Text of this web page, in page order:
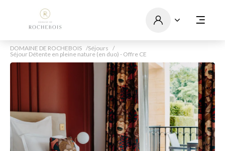
DOMAINE DE ROCHEBOIS
Séjours
Séjour Détente en pleine nature (en duo) - Offre CE